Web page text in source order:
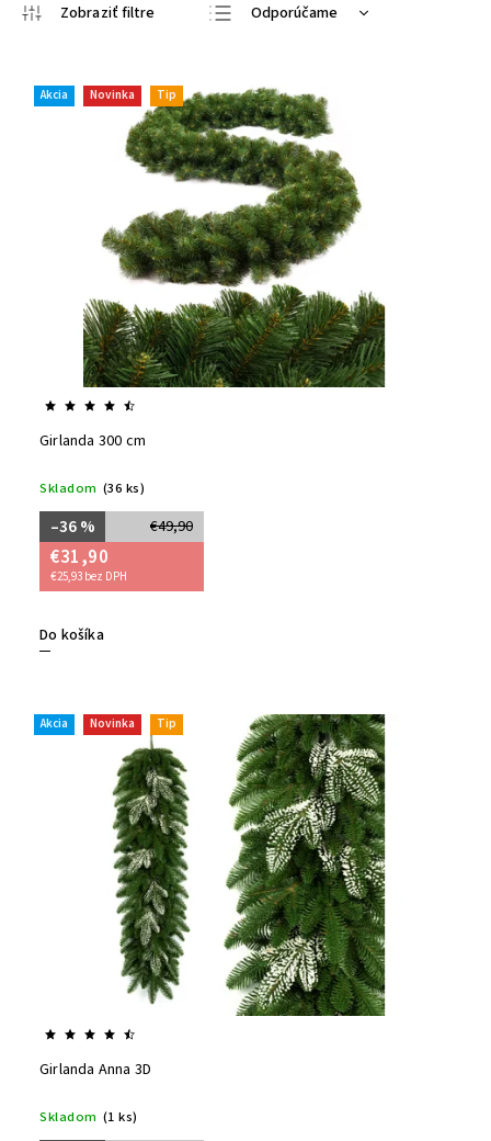
Odporúčame
Najdrahšie
Najpredávanejšie
Abecedne
Akcia Novinka Tip
Girlanda 300 cm
Skladom (36 ks)
€49,90
–36 %
€31,90
€25,93 bez DPH
Do košíka
Akcia Novinka Tip
Girlanda Anna 3D
Skladom (1 ks)